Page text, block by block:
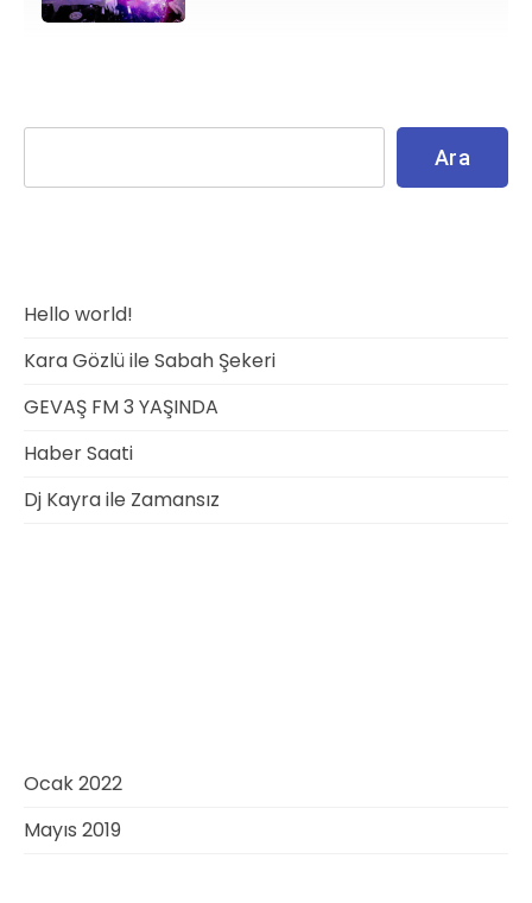
Ara
Hello world!
Kara Gözlü ile Sabah Şekeri
GEVAŞ FM 3 YAŞINDA
Haber Saati
Dj Kayra ile Zamansız
Ocak 2022
Mayıs 2019